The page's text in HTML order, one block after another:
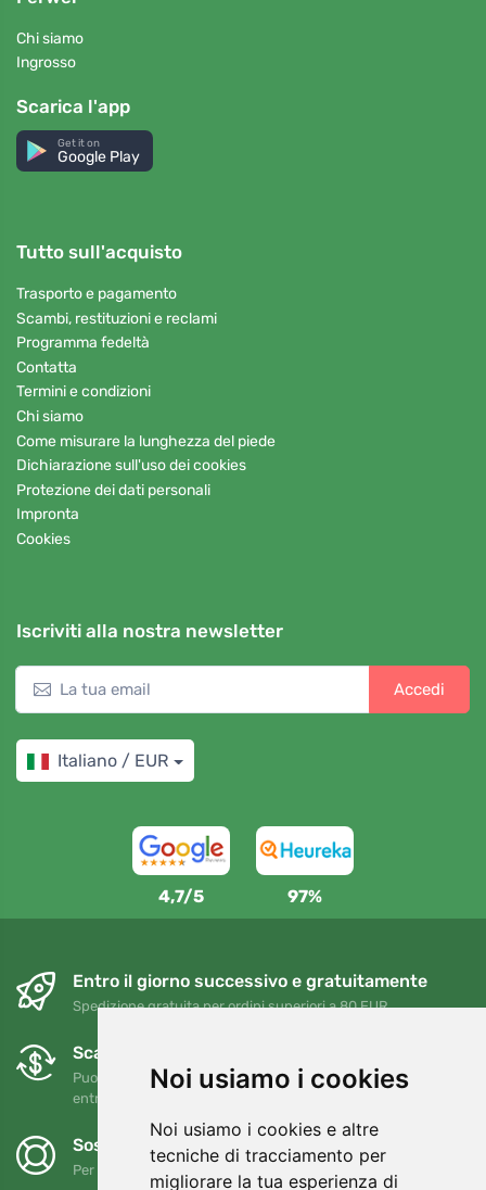
Noi usiamo i cookies
Noi usiamo i cookies e altre
tecniche di tracciamento per
migliorare la tua esperienza di
Chi siamo
Ingrosso
Scarica l'app
Get it on
Google Play
Tutto sull'acquisto
Trasporto e pagamento
Scambi, restituzioni e reclami
Programma fedeltà
Contatta
Termini e condizioni
Chi siamo
Come misurare la lunghezza del piede
Dichiarazione sull'uso dei cookies
Protezione dei dati personali
Impronta
Cookies
Iscriviti alla nostra newsletter
Accedi
Italiano / EUR
4,7/5 97%
Entro il giorno successivo e gratuitamente
Spedizione gratuita per ordini superiori a 80 EUR
Scambi e resi gratuiti
Puoi restituire o cambiare il tuo ordine in qualsiasi momento
entro 90 giorni
Sosteniamo Trees.org
Per ogni ordine piantiamo un albero! Leggi di più